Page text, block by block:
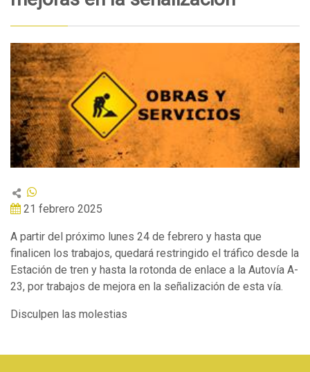
21 febrero 2025
A partir del próximo lunes 24 de febrero y hasta que
finalicen los trabajos, quedará restringido el tráfico desde la
Estación de tren y hasta la rotonda de enlace a la Autovía A-
23, por trabajos de mejora en la señalización de esta vía.
Disculpen las molestias